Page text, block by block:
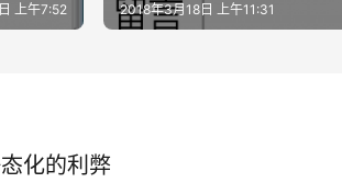
上午7:52 2018年3月18日 上午11:31
化的利弊